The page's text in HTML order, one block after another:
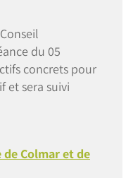
du 05
concrets pour
et sera suivi
de Colmar et de